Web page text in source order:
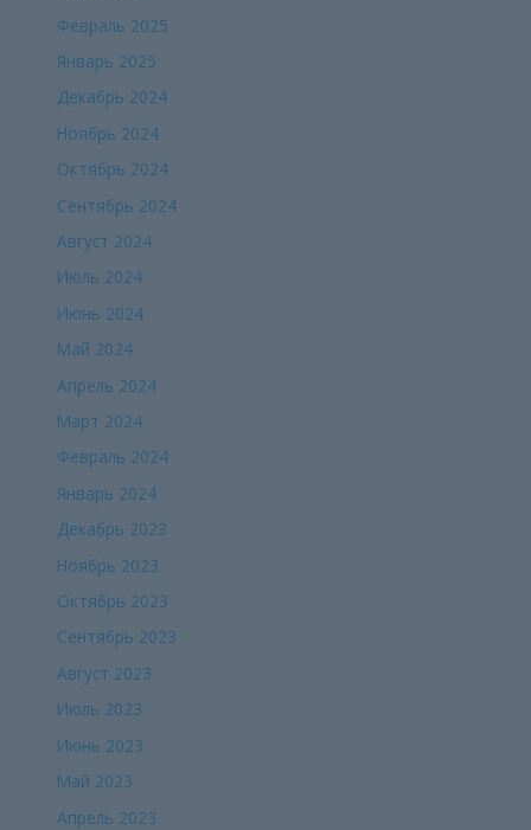
Февраль 2025
Январь 2025
Декабрь 2024
Ноябрь 2024
Октябрь 2024
Сентябрь 2024
Август 2024
Июль 2024
Июнь 2024
Май 2024
Апрель 2024
Март 2024
Февраль 2024
Январь 2024
Декабрь 2023
Ноябрь 2023
Октябрь 2023
Сентябрь 2023
Август 2023
Июль 2023
Июнь 2023
Май 2023
Апрель 2023